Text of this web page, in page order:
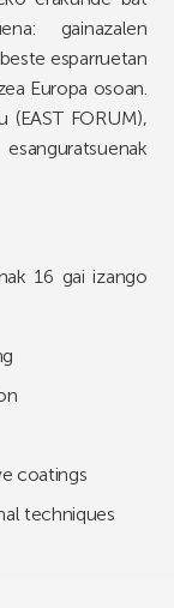
gainazalen
esparruetan
Europa osoan.
FORUM),
16 gai izango
coatings
techniques